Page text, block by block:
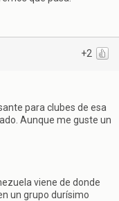
+2
para clubes de esa
Aunque me guste un
viene de donde
un grupo durísimo